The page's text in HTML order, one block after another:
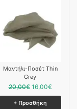
Μαντήλι-Ποσέτ Thin
Grey
20,00€ 16,00€
+ Προσθήκη